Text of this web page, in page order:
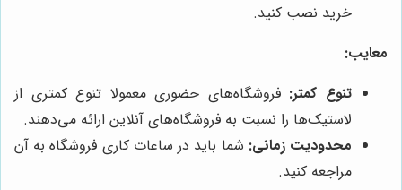
خرید نصب کنید.
معایب:
تنوع کمتر: فروشگاه‌های حضوری معمولا تنوع کمتری از
لاستیک‌ها را نسبت به فروشگاه‌های آنلاین ارائه می‌دهند.
محدودیت زمانی: شما باید در ساعات کاری فروشگاه به آن
مراجعه کنید.